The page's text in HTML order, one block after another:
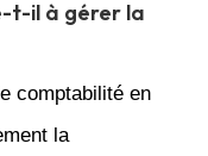
t-il à gérer la
comptabilité en
la